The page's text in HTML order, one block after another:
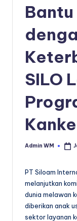
SILO
Posted
Admin WM
PT Siloam
melanjutkan
dunia melawan
diberikan anak
sektor layanan